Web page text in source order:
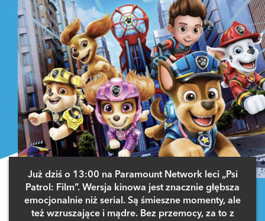
Już dziś o 13:00 na Paramount Network leci „Psi
Patrol: Film”. Wersja kinowa jest znacznie głębsza
emocjonalnie niż serial. Są śmieszne momenty, ale
też wzruszające i mądre. Bez przemocy, za to z